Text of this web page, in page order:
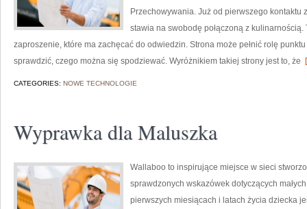
Przechowywania. Już od pierwszego
stawia na swobodę połączoną z
zaproszenie, które ma zachęcać do odwiedzin. Strona może pełnić rolę
sprawdzić, czego można się spodziewać. Wyróżnikiem takiej strony jest to, że
CATEGORIES: NOWE TECHNOLOGIE
Wyprawka dla Maluszka
Wallaboo to inspirujące miejsce w sieci
sprawdzonych wskazówek dotyczących
pierwszych miesiącach i latach życia dziecka